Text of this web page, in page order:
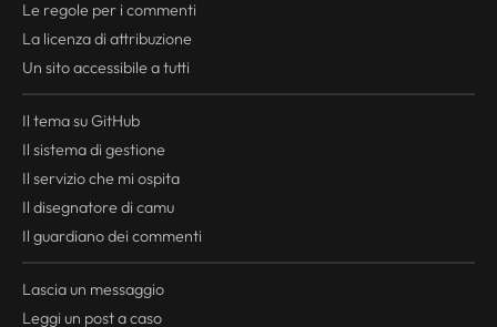
Le regole per i commenti
La licenza di attribuzione
Un sito accessibile a tutti
Il tema su GitHub
Il sistema di gestione
Il servizio che mi ospita
Il disegnatore di camu
Il guardiano dei commenti
Lascia un messaggio
Leggi un post a caso